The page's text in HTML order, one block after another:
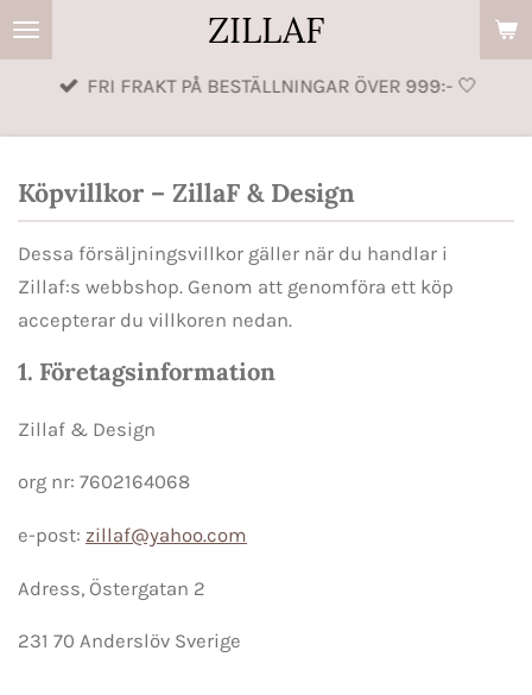
Hoppa
till
huvudinnehållet
ZILLAF
FRI FRAKT PÅ BESTÄLLNINGAR ÖVER 999:- 🤍
Köpvillkor – ZillaF & Design
Dessa försäljningsvillkor gäller när du handlar i
Zillaf:s webbshop. Genom att genomföra ett köp
accepterar du villkoren nedan.
1. Företagsinformation
Zillaf & Design
org nr: 7602164068
e-post: zillaf@yahoo.com
Adress, Östergatan 2
231 70 Anderslöv Sverige